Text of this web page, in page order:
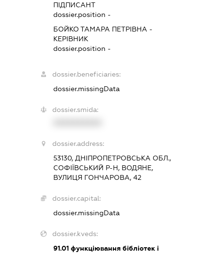
ПІДПИСАНТ
dossier.position -
БОЙКО ТАМАРА ПЕТРІВНА -
КЕРІВНИК
dossier.position -
dossier.beneficiaries:
dossier.missingData
dossier.smida:
dossier.address:
53130, ДНІПРОПЕТРОВСЬКА ОБЛ.,
СОФІЇВСЬКИЙ Р-Н, ВОДЯНЕ,
ВУЛИЦЯ ГОНЧАРОВА, 42
dossier.capital:
dossier.missingData
dossier.kveds:
91.01 функціювання бібліотек і